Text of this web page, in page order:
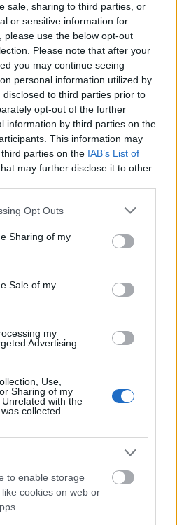
sale, sharing to third parties, or
or sensitive information for
please use the below opt-out
Please note that after your
you may continue seeing
personal information utilized by
to third parties prior to
opt-out of the further
information by third parties on the
This information may
parties on the IAB’s List of
may further disclose it to other
app uses one or more Google
behaviour. You may click to
and its third-party tags to
purposes in below Google
Opt Outs
Sharing of my
Sale of my
my
Advertising.
Use,
Sharing of my
with the
collected.
to enable storage
cookies on web or
felméréseken
2024-ben az EU
mint egy harmada, 35,3
úgy, hogy krónikus
között, akik jónak vagy
állapotukat, a
az is, hogy
lakosság
rendelkező 20
végzettségűek
akik nem érzik
mint a felsőfokú
volt a